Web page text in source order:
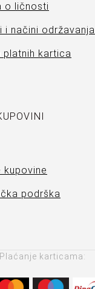
o ličnosti
i načini održavanja
platnih kartica
kupovine
podrška
Plaćanje karticama: